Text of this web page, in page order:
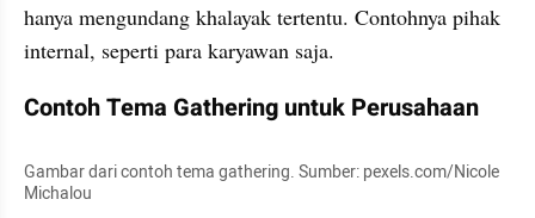
hanya mengundang khalayak tertentu. Contohnya pihak
internal, seperti para karyawan saja.
Contoh Tema Gathering untuk Perusahaan
Gambar dari contoh tema gathering. Sumber: pexels.com/Nicole
Michalou